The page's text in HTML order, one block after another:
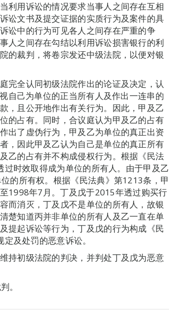
利用诉讼的情况要求当事人之间存在互相
讼文书及提交证据的实质行为及案件的具
讼中的行为可见各人之间存在严重的争
人之间存在勾结以利用诉讼损害银行的利
的裁判，将卷宗发还中级法院，以便对银
完全认同初级法院作出的论证及决定，认
自己为单位的正当所有人及作出一连串的
，且公开地作出有关行为。因此，甲及乙
的占有。同时，合议庭认为甲及乙的占有
出了虚伪行为，甲及乙为单位的真正出资
，因此甲及乙认为自己是单位的真正所有
乙的占有并不构成侵权行为。根据《民法
时效取得成为单位的所有人。由于甲及乙
的所有权。根据《民法典》第1213条，甲
1998年7月。丁及戊于2015年透过购买行
而消灭，丁及戊不是单位的所有人，故银
楚知道丙并非单位的所有人及乙一直在单
提起诉讼等行为，丁及戊的行为构成《民
及处罚的恶意诉讼。
持初级法院的判决，并判处丁及戊为恶意
。